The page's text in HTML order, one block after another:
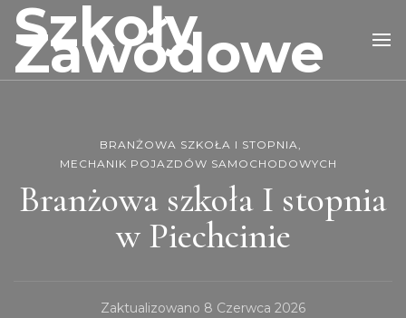
Szkoły
Zawodowe
BRANŻOWA SZKOŁA I STOPNIA
MECHANIK POJAZDÓW SAMOCHODOWYCH
Branżowa szkoła I stopnia
w Piechcinie
Zaktualizowano 8 Czerwca 2026